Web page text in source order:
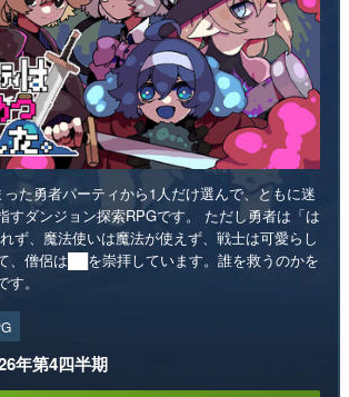
った勇者パーティから1人だけ選んで、ともに迷
すダンジョン探索RPGです。 ただし勇者は「は
ず、魔法使いは魔法が使えず、戦士は可愛らし
、僧侶は██を崇拝しています。誰を救うのかを
。
年第4四半期